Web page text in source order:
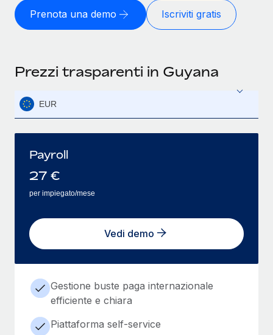
Prenota una demo Iscriviti gratis
Prezzi trasparenti in Guyana
EUR
Payroll
27 €
per impiegato/mese
Vedi demo
Gestione buste paga internazionale
efficiente e chiara
Piattaforma self-service